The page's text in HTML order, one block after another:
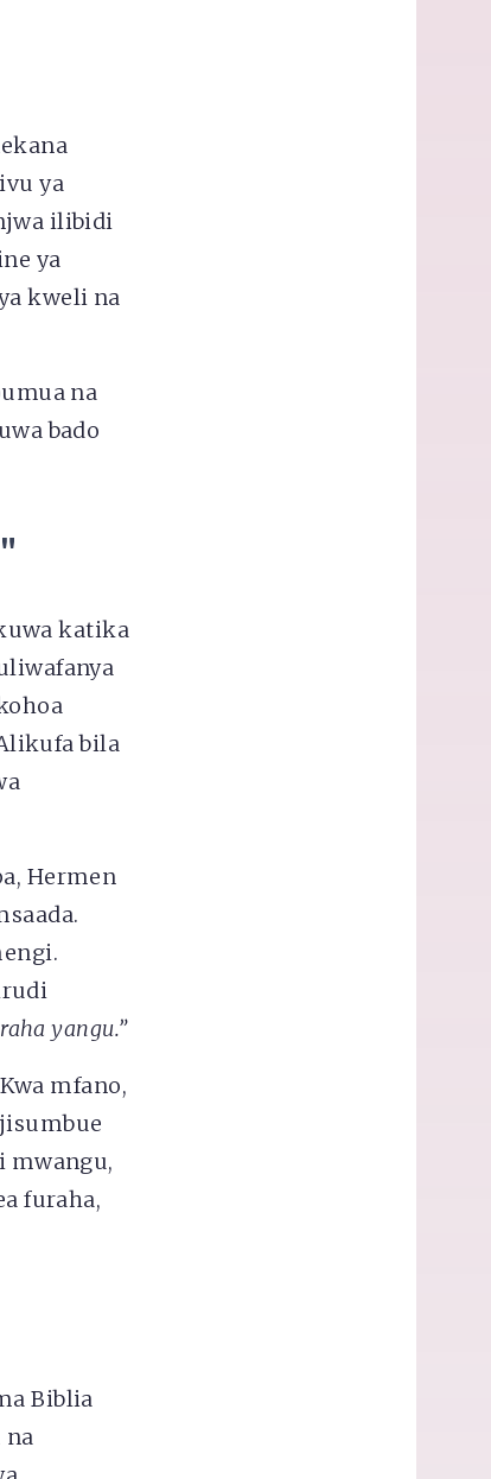
ya
ilibidi
ya
kweli na
na
bado
katika
bila
Hermen
yangu.”
mfano,
mwangu,
furaha,
Biblia
na